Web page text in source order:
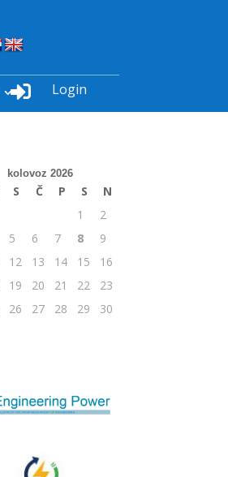
 Login
kolovoz 2026
S Č P S
N
1
2
5 6 7 8
9
12 13 14 15
16
19 20 21 22
23
26 27 28 29
30